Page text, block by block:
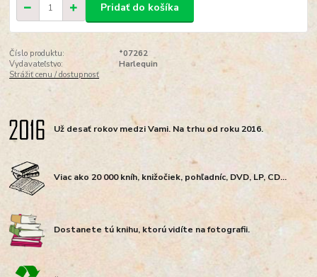
Pridať do košíka
Číslo produktu:
*07262
Vydavateľstvo:
Harlequin
Strážiť cenu / dostupnosť
Už desať rokov medzi Vami. Na trhu od roku 2016.
Viac ako 20 000 kníh, knižočiek, pohľadníc, DVD, LP, CD...
Dostanete tú knihu, ktorú vidíte na fotografii.